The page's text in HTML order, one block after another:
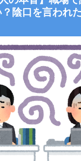
陰口を言われ